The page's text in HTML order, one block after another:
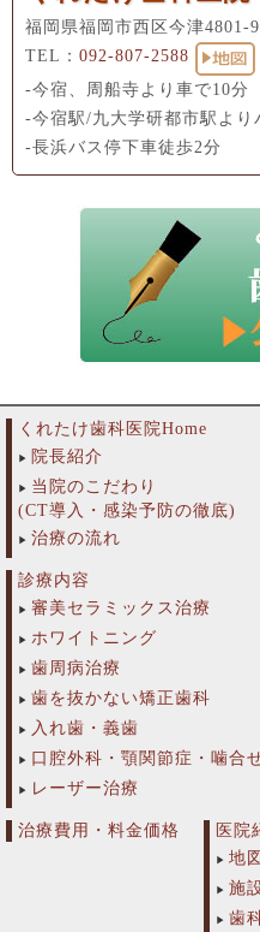
福岡県福岡市西区今津4801-
TEL： 092-807-2588
-今宿、周船寺より車で10分
-今宿駅/九大学研都市駅より
-長浜バス停下車徒歩2分
くれたけ歯科医院Home
院長紹介
当院のこだわり
(CT導入・感染予防の徹底)
治療の流れ
診療内容
審美セラミックス治療
ホワイトニング
歯周病治療
歯を抜かない矯正歯科
入れ歯・義歯
口腔外科・顎関節症・噛合
レーザー治療
治療費用・料金価格
医院
地
施
歯